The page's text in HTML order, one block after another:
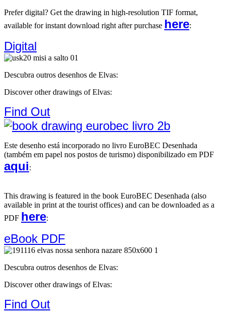
Prefer digital? Get the drawing in high-resolution TIF format,
available for instant download right after purchase here:
Digital
Descubra outros desenhos de Elvas:
Discover other drawings of Elvas:
Find Out
Este desenho está incorporado no livro EuroBEC Desenhada
(também em papel nos postos de turismo) disponibilizado em PDF
aqui:
This drawing is featured in the book EuroBEC Desenhada (also
available in print at the tourist offices) and can be downloaded as a
PDF here:
eBook PDF
Descubra outros desenhos de Elvas:
Discover other drawings of Elvas:
Find Out